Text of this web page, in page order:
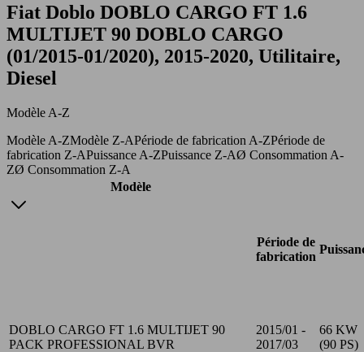
Fiat Doblo DOBLO CARGO FT 1.6
MULTIJET 90 DOBLO CARGO
(01/2015-01/2020), 2015-2020, Utilitaire,
Diesel
Modèle A-Z
Modèle A-ZModèle Z-APériode de fabrication A-ZPériode de
fabrication Z-APuissance A-ZPuissance Z-AØ Consommation A-
ZØ Consommation Z-A
Modèle
Période de
fabrication
DOBLO CARGO FT 1.6 MULTIJET 90
PACK PROFESSIONAL BVR
2015/01 -
2017/03
66 KW
(90 PS)